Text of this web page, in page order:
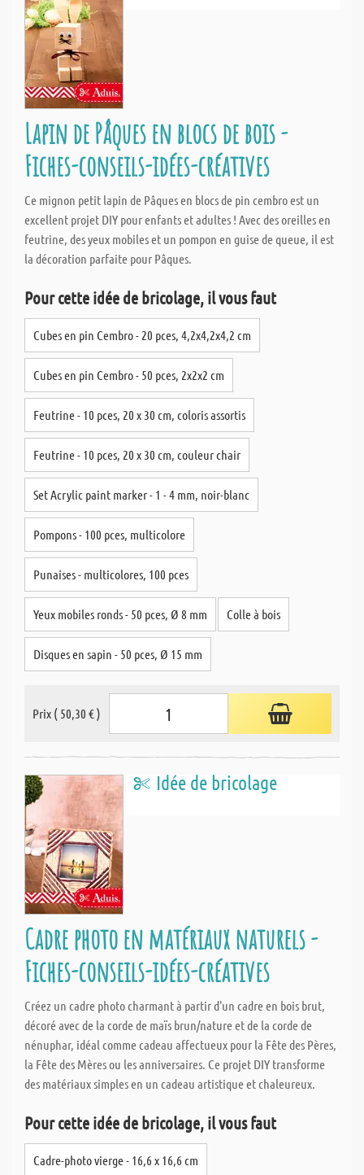
Lapin de Pâques en blocs de bois -
Fiches-conseils-idées-créatives
Ce mignon petit lapin de Pâques en blocs de pin cembro est un
excellent projet DIY pour enfants et adultes ! Avec des oreilles en
feutrine, des yeux mobiles et un pompon en guise de queue, il est
la décoration parfaite pour Pâques.
Pour cette idée de bricolage, il vous faut
Cubes en pin Cembro - 20 pces, 4,2x4,2x4,2 cm
Cubes en pin Cembro - 50 pces, 2x2x2 cm
Feutrine - 10 pces, 20 x 30 cm, coloris assortis
Feutrine - 10 pces, 20 x 30 cm, couleur chair
Set Acrylic paint marker - 1 - 4 mm, noir-blanc
Pompons - 100 pces, multicolore
Punaises - multicolores, 100 pces
Yeux mobiles ronds - 50 pces, Ø 8 mm Colle à bois
Disques en sapin - 50 pces, Ø 15 mm
Prix ( 50,30 € )
Idée de bricolage
Cadre photo en matériaux naturels -
Fiches-conseils-idées-créatives
Créez un cadre photo charmant à partir d'un cadre en bois brut,
décoré avec de la corde de maïs brun/nature et de la corde de
nénuphar, idéal comme cadeau affectueux pour la Fête des Pères,
la Fête des Mères ou les anniversaires. Ce projet DIY transforme
des matériaux simples en un cadeau artistique et chaleureux.
Pour cette idée de bricolage, il vous faut
Cadre-photo vierge - 16,6 x 16,6 cm